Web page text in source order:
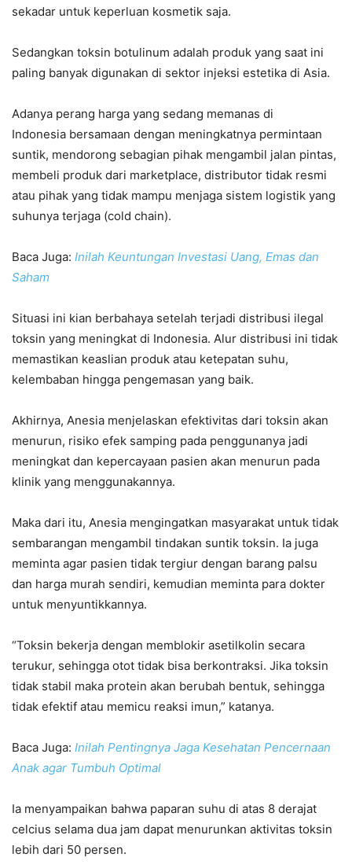
sekadar untuk keperluan kosmetik saja.
Sedangkan toksin botulinum adalah produk yang saat ini
paling banyak digunakan di sektor injeksi estetika di Asia.
Adanya perang harga yang sedang memanas di
Indonesia bersamaan dengan meningkatnya permintaan
suntik, mendorong sebagian pihak mengambil jalan pintas,
membeli produk dari marketplace, distributor tidak resmi
atau pihak yang tidak mampu menjaga sistem logistik yang
suhunya terjaga (cold chain).
Baca Juga: Inilah Keuntungan Investasi Uang, Emas dan
Saham
Situasi ini kian berbahaya setelah terjadi distribusi ilegal
toksin yang meningkat di Indonesia. Alur distribusi ini tidak
memastikan keaslian produk atau ketepatan suhu,
kelembaban hingga pengemasan yang baik.
Akhirnya, Anesia menjelaskan efektivitas dari toksin akan
menurun, risiko efek samping pada penggunanya jadi
meningkat dan kepercayaan pasien akan menurun pada
klinik yang menggunakannya.
Maka dari itu, Anesia mengingatkan masyarakat untuk tidak
sembarangan mengambil tindakan suntik toksin. Ia juga
meminta agar pasien tidak tergiur dengan barang palsu
dan harga murah sendiri, kemudian meminta para dokter
untuk menyuntikkannya.
“Toksin bekerja dengan memblokir asetilkolin secara
terukur, sehingga otot tidak bisa berkontraksi. Jika toksin
tidak stabil maka protein akan berubah bentuk, sehingga
tidak efektif atau memicu reaksi imun,” katanya.
Baca Juga: Inilah Pentingnya Jaga Kesehatan Pencernaan
Anak agar Tumbuh Optimal
Ia menyampaikan bahwa paparan suhu di atas 8 derajat
celcius selama dua jam dapat menurunkan aktivitas toksin
lebih dari 50 persen.